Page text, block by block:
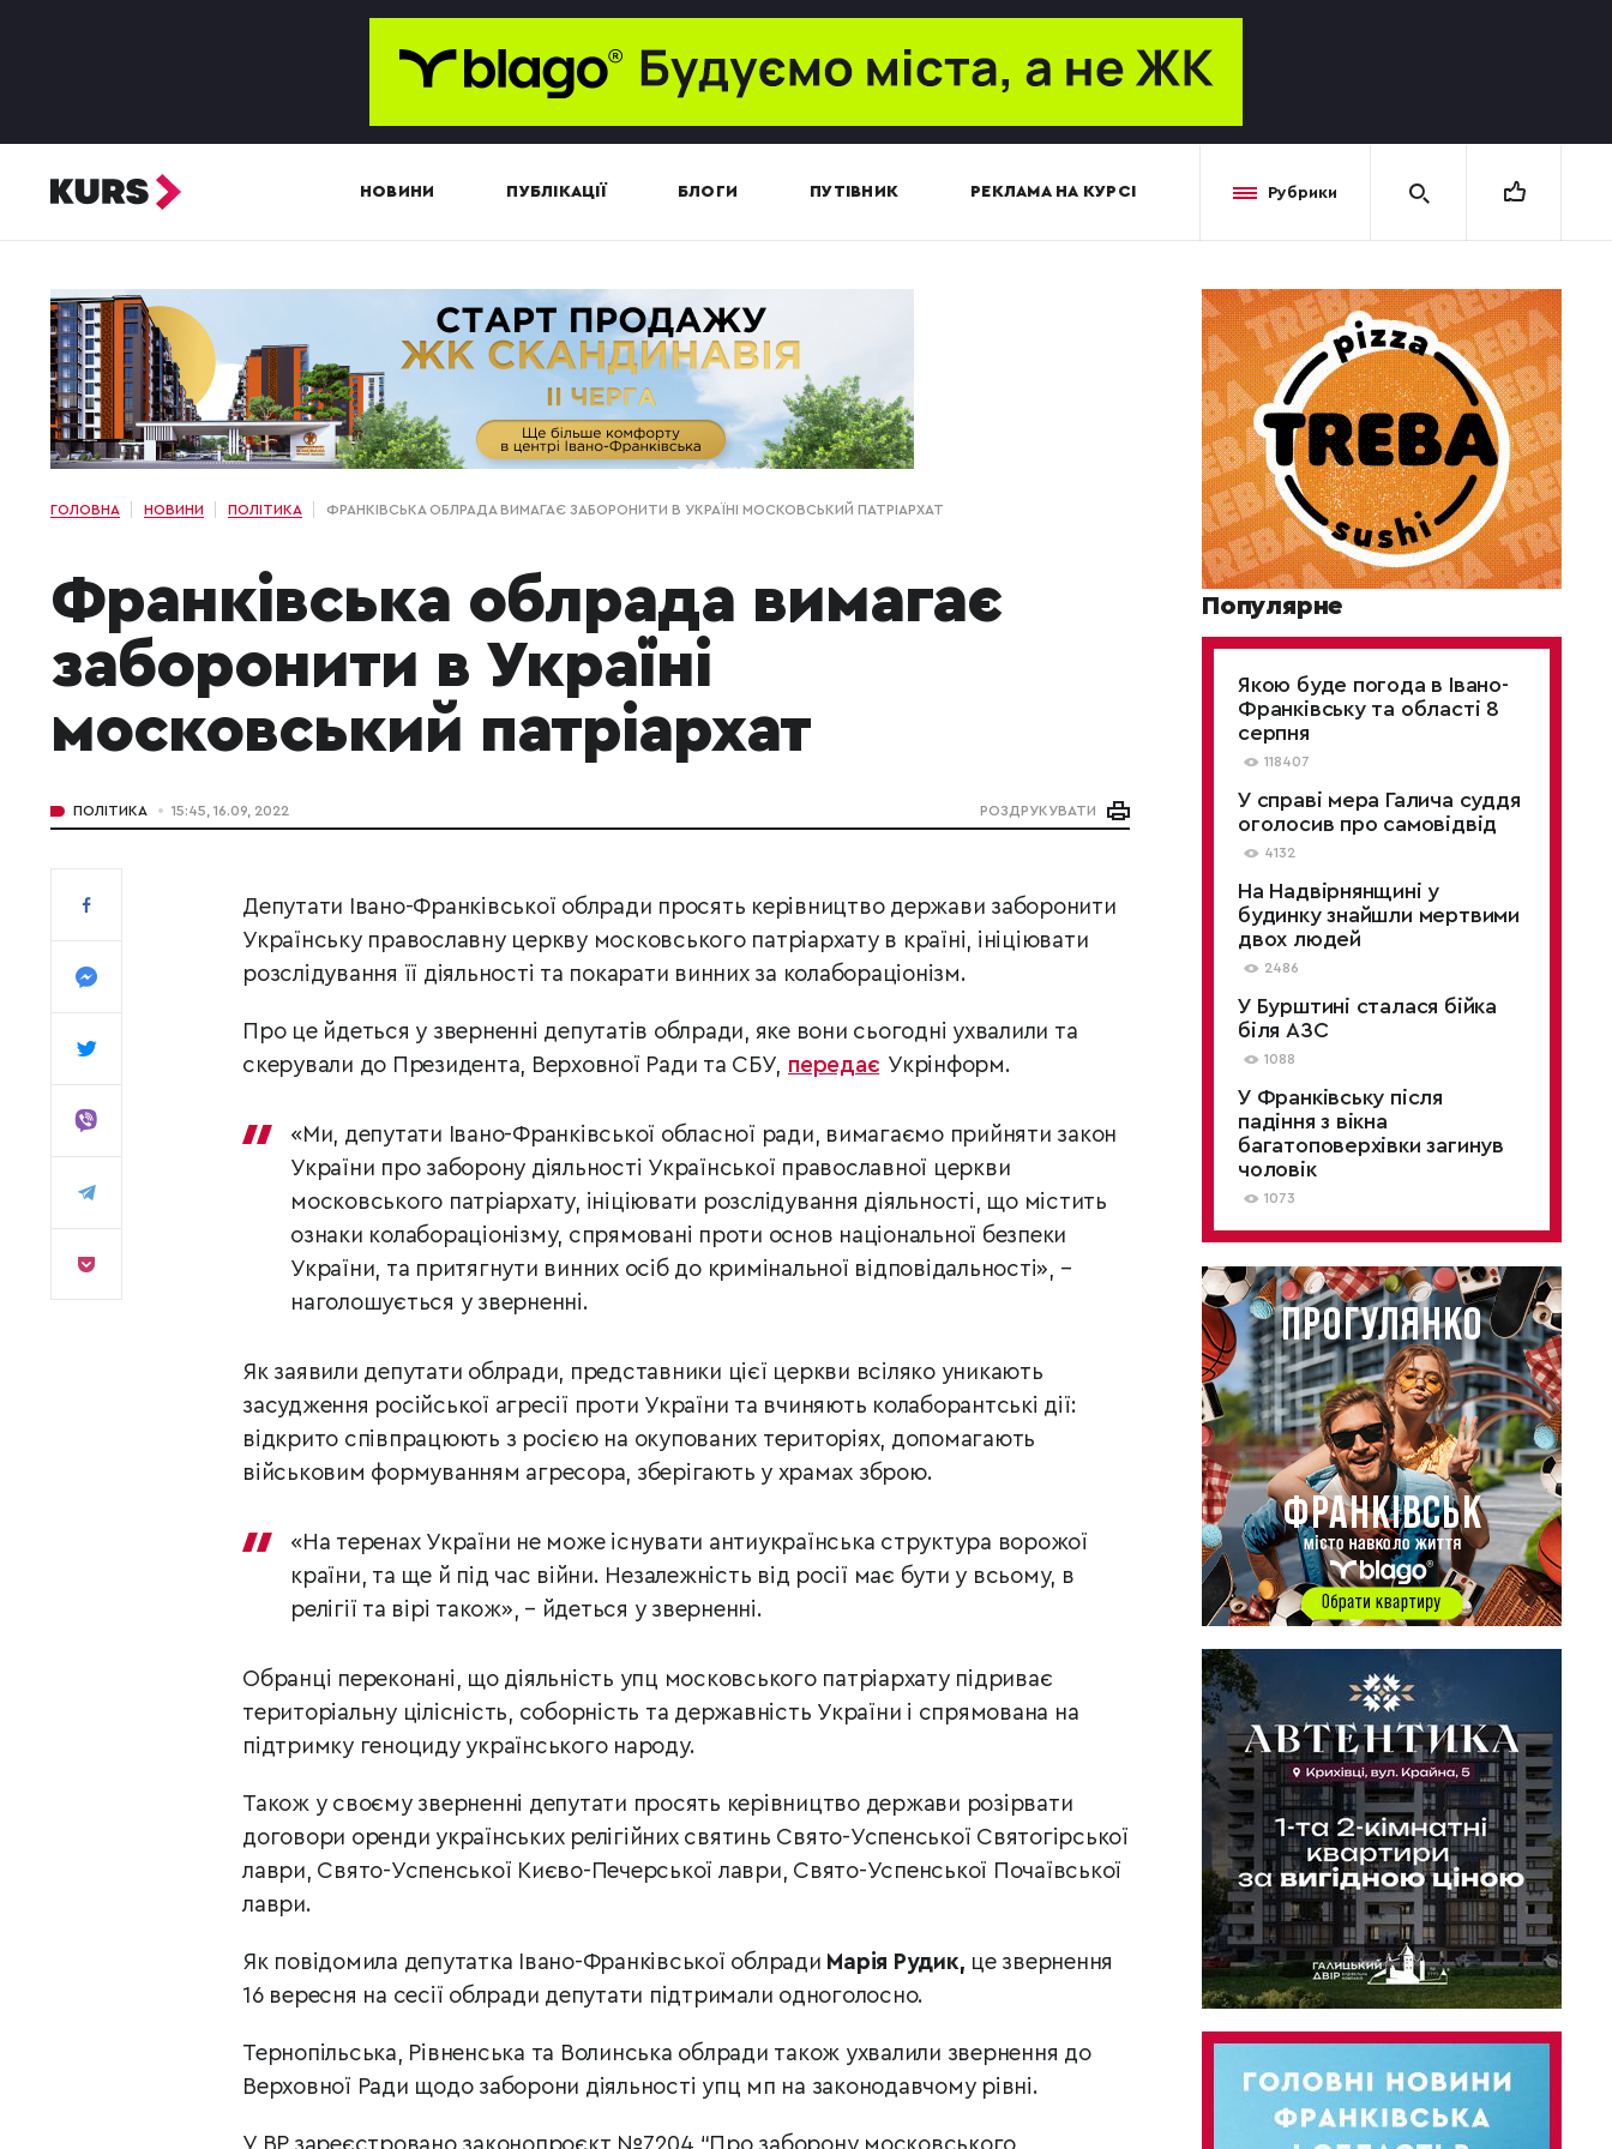
НОВИНИ ПУБЛІКАЦІЇ БЛОГИ ПУТІВНИК РЕКЛАМА НА КУРСІ Рубрики
ГОЛОВНА НОВИНИ ПОЛІТИКА ФРАНКІВСЬКА ОБЛРАДА ВИМАГАЄ ЗАБОРОНИТИ В УКРАЇНІ МОСКОВСЬКИЙ ПАТРІАРХАТ
Франківська облрада вимагає
заборонити в Україні
московський патріархат
ПОЛІТИКА 15:45, 16.09, 2022 РОЗДРУКУВАТИ
Депутати Івано-Франківської облради просять керівництво держави заборонити
Українську православну церкву московського патріархату в країні, ініціювати
розслідування її діяльності та покарати винних за колабораціонізм.
Про це йдеться у зверненні депутатів облради, яке вони сьогодні ухвалили та
скерували до Президента, Верховної Ради та СБУ, передає Укрінформ.
«Ми, депутати Івано-Франківської обласної ради, вимагаємо прийняти закон
України про заборону діяльності Української православної церкви
московського патріархату, ініціювати розслідування діяльності, що містить
ознаки колабораціонізму, спрямовані проти основ національної безпеки
України, та притягнути винних осіб до кримінальної відповідальності», –
наголошується у зверненні.
Як заявили депутати облради, представники цієї церкви всіляко уникають
засудження російської агресії проти України та вчиняють колаборантські дії:
відкрито співпрацюють з росією на окупованих територіях, допомагають
військовим формуванням агресора, зберігають у храмах зброю.
«На теренах України не може існувати антиукраїнська структура ворожої
країни, та ще й під час війни. Незалежність від росії має бути у всьому, в
релігії та вірі також», – йдеться у зверненні.
Обранці переконані, що діяльність упц московського патріархату підриває
територіальну цілісність, соборність та державність України і спрямована на
підтримку геноциду українського народу.
Також у своєму зверненні депутати просять керівництво держави розірвати
договори оренди українських релігійних святинь Свято-Успенської Святогірської
лаври, Свято-Успенської Києво-Печерської лаври, Свято-Успенської Почаївської
лаври.
Як повідомила депутатка Івано-Франківської облради Марія Рудик, це звернення
16 вересня на сесії облради депутати підтримали одноголосно.
Тернопільська, Рівненська та Волинська облради також ухвалили звернення до
Верховної Ради щодо заборони діяльності упц мп на законодавчому рівні.
Популярне
Якою буде погода в Івано-
Франківську та області 8
серпня
118407
У справі мера Галича суддя
оголосив про самовідвід
4132
На Надвірнянщині у
будинку знайшли мертвими
двох людей
2486
У Бурштині сталася бійка
біля АЗС
1088
У Франківську після
падіння з вікна
багатоповерхівки загинув
чоловік
1073